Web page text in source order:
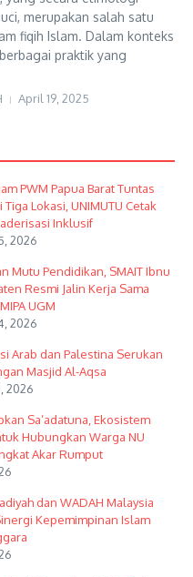
merupakan salah satu
fiqih Islam. Dalam konteks
praktik yang
April 19, 2025
PWM Papua Barat Tuntas
Lokasi, UNIMUTU Cetak
Inklusif
2026
Mutu Pendidikan, SMAIT Ibnu
Resmi Jalin Kerja Sama
UGM
2026
Arab dan Palestina Serukan
Masjid Al-Aqsa
2026
Sa’adatuna, Ekosistem
Hubungkan Warga NU
Akar Rumput
dan WADAH Malaysia
Kepemimpinan Islam